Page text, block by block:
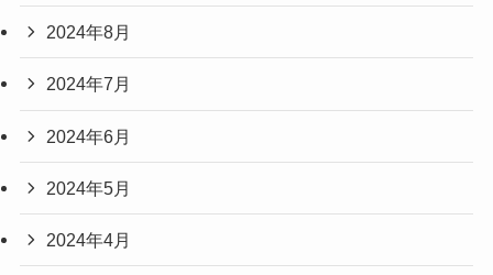
2024年8月
2024年7月
2024年6月
2024年5月
2024年4月